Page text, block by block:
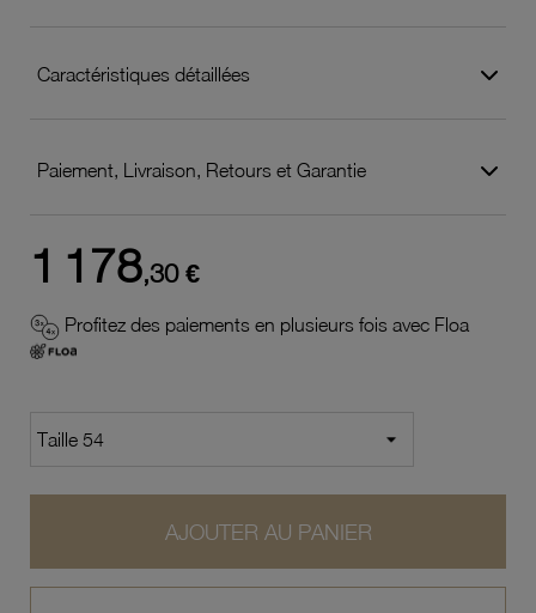
Caractéristiques détaillées
Paiement, Livraison, Retours et Garantie
1 178,30 €
Profitez des paiements en plusieurs fois avec Floa
AJOUTER AU PANIER